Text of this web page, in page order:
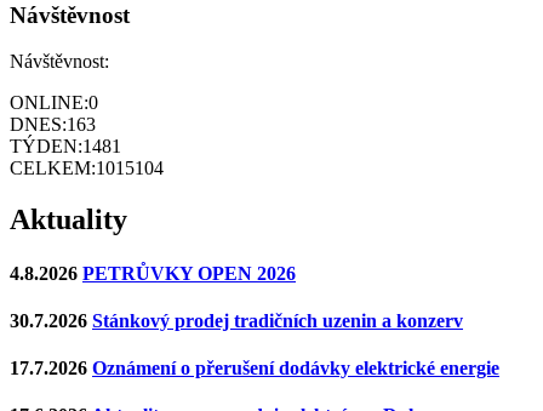
Návštěvnost
Návštěvnost:
ONLINE:0
DNES:163
TÝDEN:1481
CELKEM:1015104
Aktuality
4.8.2026 PETRŮVKY OPEN 2026
30.7.2026 Stánkový prodej tradičních uzenin a konzerv
17.7.2026 Oznámení o přerušení dodávky elektrické energie